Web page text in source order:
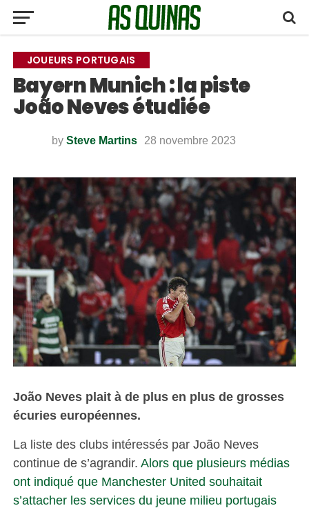
JOUEURS PORTUGAIS
Bayern Munich : la piste
João Neves étudiée
by Steve Martins 28 novembre 2023
João Neves plait à de plus en plus de grosses
écuries européennes.
La liste des clubs intéressés par João Neves
continue de s’agrandir. Alors que plusieurs médias
ont indiqué que Manchester United souhaitait
s’attacher les services du jeune milieu portugais